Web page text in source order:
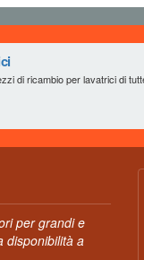
di ricambio per lavatrici di
per grandi e
disponibilità a